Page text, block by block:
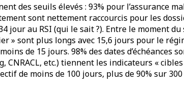
des seuils élevés : 93% pour l’assurance
sont nettement raccourcis pour les
jour au RSI (qui le sait ?). Entre le moment
sont plus longs avec 15,6 jours pour le
de 15 jours. 98% des dates
etc.) tiennent les indicateurs «
de moins de 100 jours, plus de 90% sur